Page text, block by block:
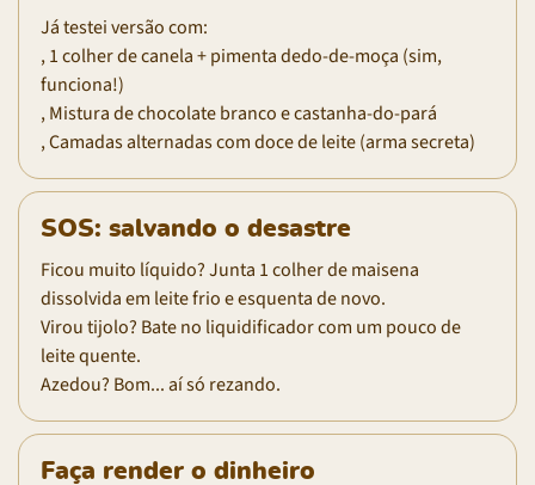
Já testei versão com:
, 1 colher de canela + pimenta dedo-de-moça (sim,
funciona!)
, Mistura de chocolate branco e castanha-do-pará
, Camadas alternadas com doce de leite (arma secreta)
SOS: salvando o desastre
Ficou muito líquido? Junta 1 colher de maisena
dissolvida em leite frio e esquenta de novo.
Virou tijolo? Bate no liquidificador com um pouco de
leite quente.
Azedou? Bom... aí só rezando.
Faça render o dinheiro